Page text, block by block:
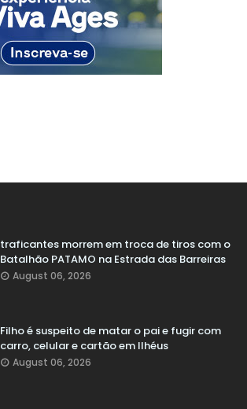
traficantes morrem em troca de tiros com o
Batalhão PATAMO na Estrada das Barreiras
August 06, 2026
Filho é suspeito de matar o pai e fugir com
carro, celular e cartão em Ilhéus
August 06, 2026